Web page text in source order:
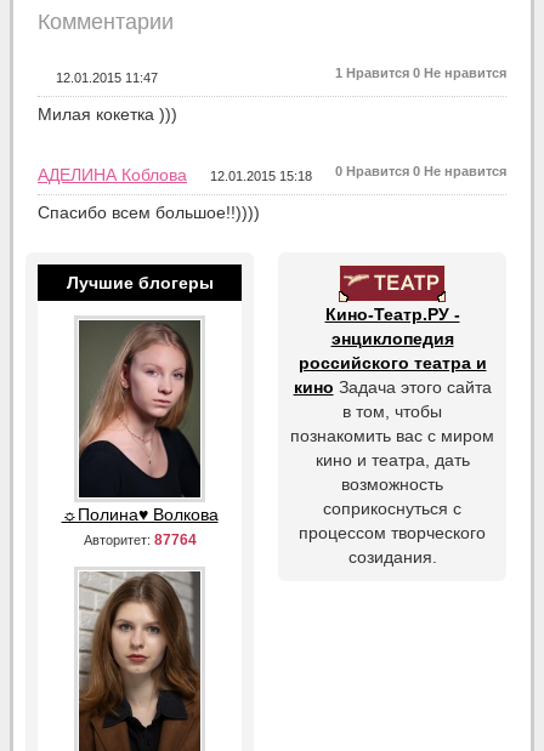
Комментарии
1 Нравится 0 Не нравится
12.01.2015 11:47
Милая кокетка )))
0 Нравится 0 Не нравится
АДЕЛИНА Коблова 12.01.2015 15:18
Спасибо всем большое!!))))
Лучшие блогеры
☼Полина♥ Волкова
Авторитет: 87764
Кино-Театр.РУ -
энциклопедия
российского театра и
кино Задача этого сайта
в том, чтобы
познакомить вас с миром
кино и театра, дать
возможность
соприкоснуться с
процессом творческого
созидания.